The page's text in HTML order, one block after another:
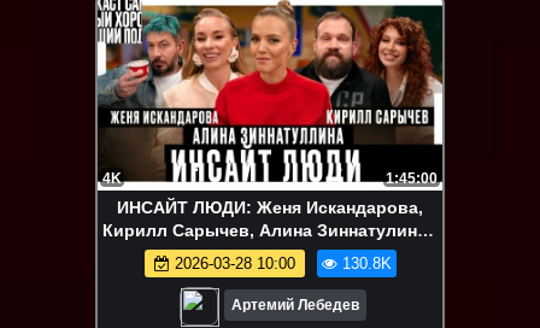
4K 1:45:00
ИНСАЙТ ЛЮДИ: Женя Искандарова,
Кирилл Сарычев, Алина Зиннатулина -
блогеры || Самый хороший подкаст
2026-03-28 10:00 130.8K
Артемий Лебедев